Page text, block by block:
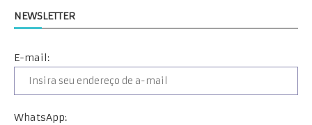
NEWSLETTER
E-mail:
WhatsApp: